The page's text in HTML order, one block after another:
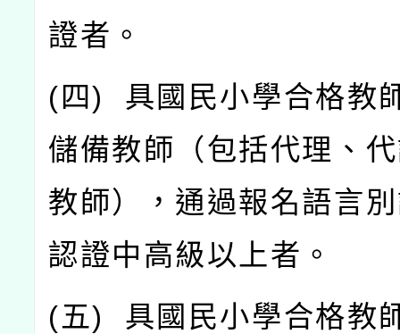
證者。
( 四) 具國民小學合格教
儲備教師（包括代理、
教師），通過報名語言
認證中高級以上者。
(五) 具國民小學合格教